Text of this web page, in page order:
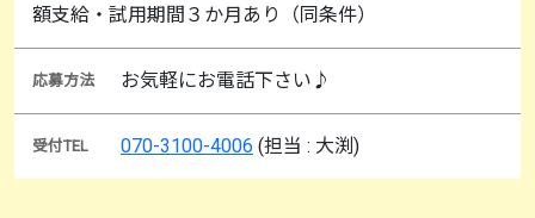
額支給・試用期間３か月あり（同条件）
応募方法 お気軽にお電話下さい♪
受付TEL 070-3100-4006 (担当 : 大渕)